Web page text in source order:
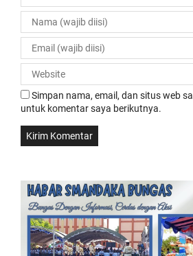
Simpan nama, email, dan situs web
untuk komentar saya berikutnya.